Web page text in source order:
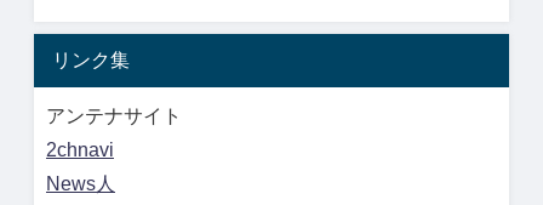
リンク集
アンテナサイト
2chnavi
News人